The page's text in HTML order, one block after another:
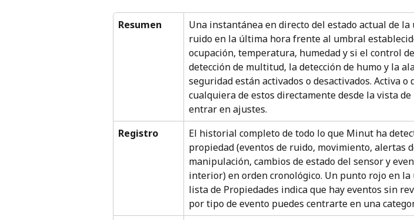
Resumen
Una instantánea en directo del estado actual de la
ruido en la última hora frente al umbral
ocupación, temperatura, humedad y si el control
detección de multitud, la detección de humo y la
seguridad están activados o desactivados. Activa o
cualquiera de estos directamente desde la vista
entrar en ajustes.
Registro
El historial completo de todo lo que Minut ha
propiedad (eventos de ruido, movimiento, alertas
manipulación, cambios de estado del sensor y
interior) en orden cronológico. Un punto rojo en la
lista de Propiedades indica que hay eventos sin
por tipo de evento puedes centrarte en una